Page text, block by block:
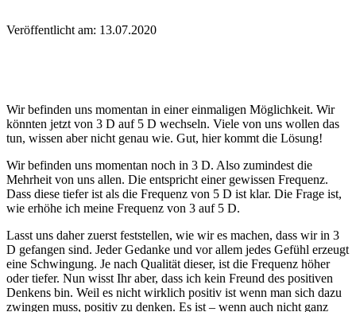
Veröffentlicht am: 13.07.2020
Wir befinden uns momentan in einer einmaligen Möglichkeit. Wir
könnten jetzt von 3 D auf 5 D wechseln. Viele von uns wollen das
tun, wissen aber nicht genau wie. Gut, hier kommt die Lösung!
Wir befinden uns momentan noch in 3 D. Also zumindest die
Mehrheit von uns allen. Die entspricht einer gewissen Frequenz.
Dass diese tiefer ist als die Frequenz von 5 D ist klar. Die Frage ist,
wie erhöhe ich meine Frequenz von 3 auf 5 D.
Lasst uns daher zuerst feststellen, wie wir es machen, dass wir in 3
D gefangen sind. Jeder Gedanke und vor allem jedes Gefühl erzeugt
eine Schwingung. Je nach Qualität dieser, ist die Frequenz höher
oder tiefer. Nun wisst Ihr aber, dass ich kein Freund des positiven
Denkens bin. Weil es nicht wirklich positiv ist wenn man sich dazu
zwingen muss, positiv zu denken. Es ist – wenn auch nicht ganz